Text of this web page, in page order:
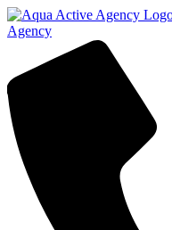
Agency